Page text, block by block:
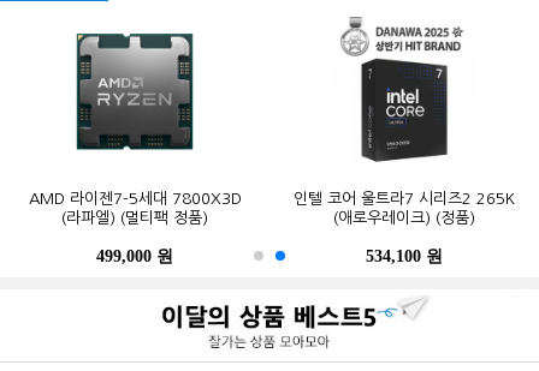
AMD 라이젠7-5세대 7800X3D
(라파엘) (멀티팩 정품)
499,000 원
인텔 코어 울트라7 시리즈2 265K
(애로우레이크) (정품)
534,100 원
ESSENCORE KLEVV DDR5-5600
CL46 파인인포 (16GB)
341,000 원
마이크론 Crucial DDR5-5600 CL46
PRO 대원씨티에스 (16GB)
387,000 원
GIGABYTE B650M K 피씨디렉트
123,000 원
ASUS TUF Gaming B850-PLUS WIFI
STCOM(조립용)
339,000 원
GIGABYTE 지포스 RTX 5060
WINDFORCE MAX OC D7 8GB
피씨디렉트
632,200 원
MSI 지포스 RTX 5070 게이밍 트리오
OC D7 12GB 트라이프로져4
1,299,000 원
Western Digital WD BLACK
SN850X M.2 NVMe (2TB)
550,000 원
삼성전자 990 PRO M.2 NVMe (2TB)
1,027,000 원